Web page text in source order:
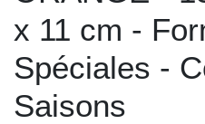
x 11 cm -
Spéciales -
Saisons